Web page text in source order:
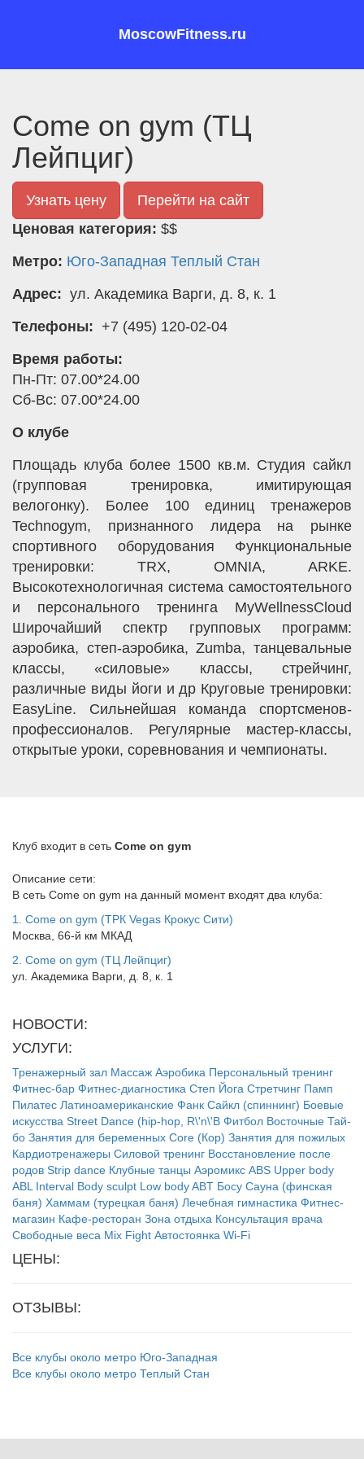
MoscowFitness.ru
Come on gym (ТЦ
Лeйпциг)
Узнать цену
Перейти на сайт
Ценовая категория: $$
Метро: Юго-Западная Теплый Стан
Адрес: ул. Академика Варги, д. 8, к. 1
Телефоны: +7 (495) 120-02-04
Время работы:
Пн-Пт: 07.00*24.00
Сб-Вс: 07.00*24.00
О клубе
Площадь клуба более 1500 кв.м. Студия сайкл
(групповая тренировка, имитирующая
велогонку). Более 100 единиц тренажеров
Technogym, признанного лидера на рынке
спортивного оборудования Функциональные
тренировки: TRX, OMNIA, ARKE.
Высокотехнологичная система самостоятельного
и персонального тренинга MyWellnessCloud
Широчайший спектр групповых программ:
аэробика, степ-аэробика, Zumba, танцевальные
классы, «силовые» классы, стрейчинг,
различные виды йоги и др Круговые тренировки:
EasyLine. Сильнейшая команда спортсменов-
профессионалов. Регулярные мастер-классы,
открытые уроки, соревнования и чемпионаты.
Клуб входит в сеть Come on gym
Описание сети:
В сеть Come on gym на данный момент входят два клуба:
1. Come on gym (ТРК Vegas Крокус Сити)
Москва, 66-й км МКАД
2. Come on gym (ТЦ Лeйпциг)
ул. Академика Варги, д. 8, к. 1
НОВОСТИ:
УСЛУГИ:
Тренажерный зал Массаж Аэробика Персональный тренинг
Фитнес-бар Фитнес-диагностика Степ Йога Стретчинг Памп
Пилатес Латиноамериканские Фанк Сайкл (спиннинг) Боевые
искусства Street Dance (hip-hop, R\'n\'B Фитбол Восточные Тай-
бо Занятия для беременных Core (Кор) Занятия для пожилых
Кардиотренажеры Силовой тренинг Восстановление после
родов Strip dance Клубные танцы Аэромикс ABS Upper body
ABL Interval Body sculpt Low bodyABT Босу Сауна (финская
баня) Хаммам (турецкая баня) Лечебная гимнастика Фитнес-
магазин Кафе-ресторан Зона отдыха Консультация врача
Свободные веса Mix Fight Автостоянка Wi-Fi
ЦЕНЫ:
ОТЗЫВЫ:
Все клубы около метро Юго-Западная
Все клубы около метро Теплый Стан